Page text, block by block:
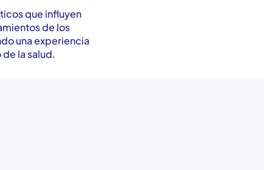
que influyen
de los
una experiencia
la salud.